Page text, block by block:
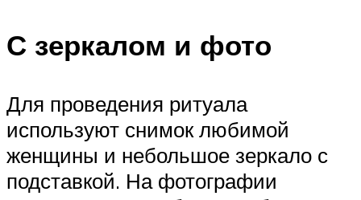
С зеркалом и фото
Для проведения ритуала
используют снимок любимой
женщины и небольшое зеркало с
подставкой. На фотографии